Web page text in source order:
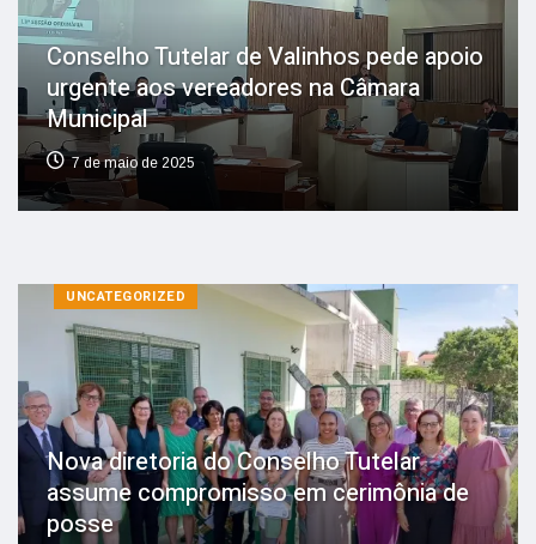
Conselho Tutelar de Valinhos pede apoio
urgente aos vereadores na Câmara
Municipal
7 de maio de 2025
UNCATEGORIZED
Nova diretoria do Conselho Tutelar
assume compromisso em cerimônia de
posse